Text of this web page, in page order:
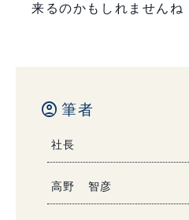
来るのかもしれませんね
account_circle 筆者
社長
高野 智彦